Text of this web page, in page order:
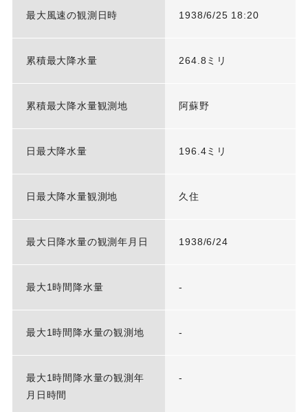
最大風速の観測日時 1938/6/25 18:20
累積最大降水量 264.8ミリ
累積最大降水量観測地 阿蘇野
日最大降水量 196.4ミリ
日最大降水量観測地 久住
最大日降水量の観測年月日 1938/6/24
最大1時間降水量 -
最大1時間降水量の観測地 -
最大1時間降水量の観測年
月日時間
-